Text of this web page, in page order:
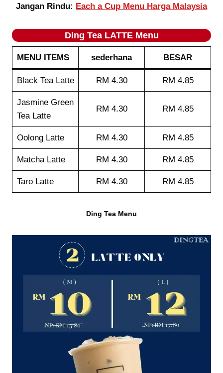
Jangan Rindu: Each a Cup Menu Harga Malaysia
Ding Tea LATTE Menu
MENU ITEMS sederhana BESAR
Black Tea Latte RM 4.30 RM 4.85
Jasmine Green
Tea Latte
RM 4.30 RM 4.85
Oolong Latte RM 4.30 RM 4.85
Matcha Latte RM 4.30 RM 4.85
Taro Latte RM 4.30 RM 4.85
Ding Tea Menu